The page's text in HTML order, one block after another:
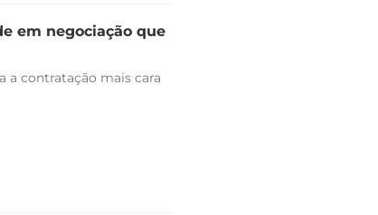
em negociação que
a contratação mais cara